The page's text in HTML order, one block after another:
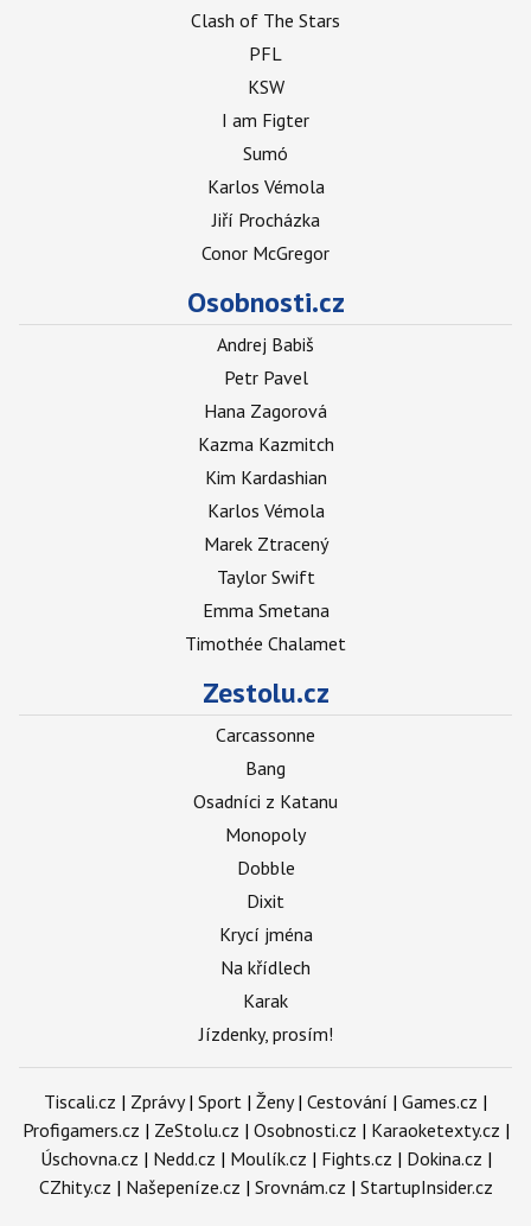
Clash of The Stars
PFL
KSW
I am Figter
Sumó
Karlos Vémola
Jiří Procházka
Conor McGregor
Osobnosti.cz
Andrej Babiš
Petr Pavel
Hana Zagorová
Kazma Kazmitch
Kim Kardashian
Karlos Vémola
Marek Ztracený
Taylor Swift
Emma Smetana
Timothée Chalamet
Zestolu.cz
Carcassonne
Bang
Osadníci z Katanu
Monopoly
Dobble
Dixit
Krycí jména
Na křídlech
Karak
Jízdenky, prosím!
Tiscali.cz | Zprávy| Sport | Ženy| Cestování | Games.cz |
Profigamers.cz | ZeStolu.cz | Osobnosti.cz | Karaoketexty.cz |
Úschovna.cz | Nedd.cz | Moulík.cz | Fights.cz | Dokina.cz |
CZhity.cz | Našepeníze.cz | Srovnám.cz | StartupInsider.cz